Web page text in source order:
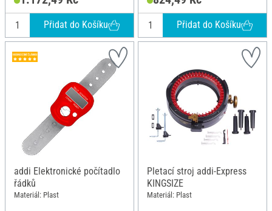
Přidat do Košíku Přidat do Košíku
addi Elektronické počítadlo
řádků
Materiál: Plast
Pletací stroj addi-Express
KINGSIZE
Materiál: Plast